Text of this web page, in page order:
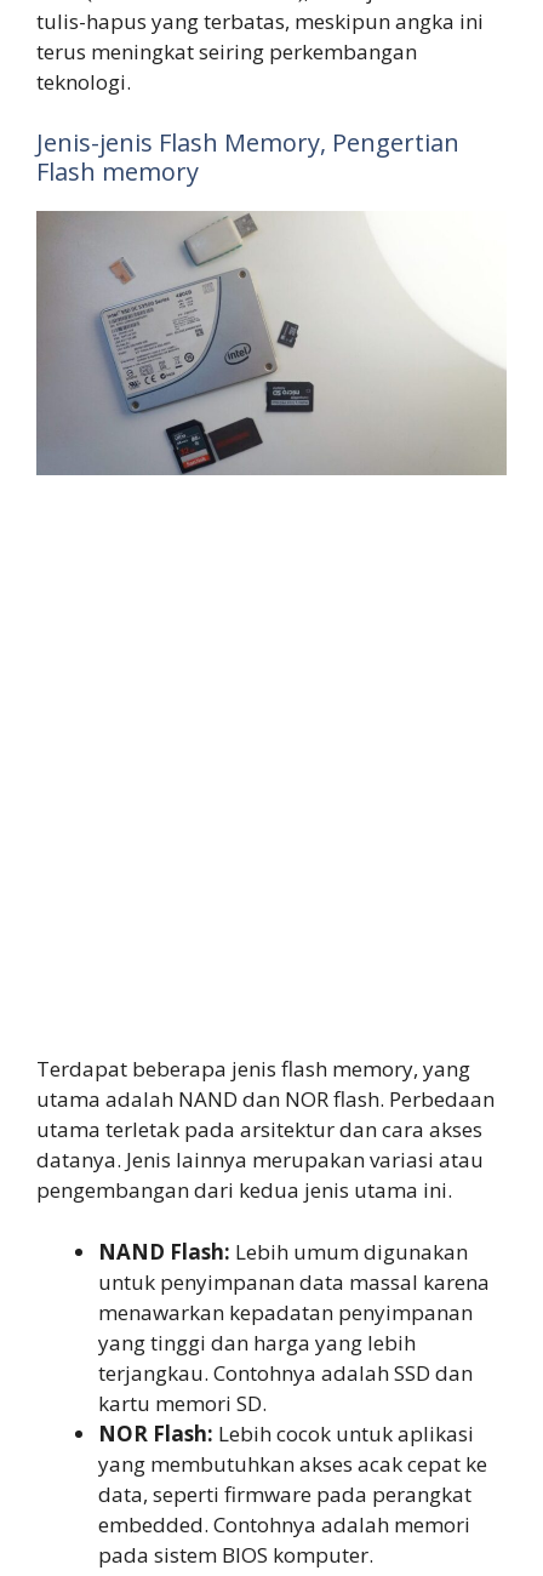
tulis-hapus yang terbatas, meskipun angka ini
terus meningkat seiring perkembangan
teknologi.
Jenis-jenis Flash Memory, Pengertian
Flash memory
Terdapat beberapa jenis flash memory, yang
utama adalah NAND dan NOR flash. Perbedaan
utama terletak pada arsitektur dan cara akses
datanya. Jenis lainnya merupakan variasi atau
pengembangan dari kedua jenis utama ini.
NAND Flash: Lebih umum digunakan
untuk penyimpanan data massal karena
menawarkan kepadatan penyimpanan
yang tinggi dan harga yang lebih
terjangkau. Contohnya adalah SSD dan
kartu memori SD.
NOR Flash: Lebih cocok untuk aplikasi
yang membutuhkan akses acak cepat ke
data, seperti firmware pada perangkat
embedded. Contohnya adalah memori
pada sistem BIOS komputer.